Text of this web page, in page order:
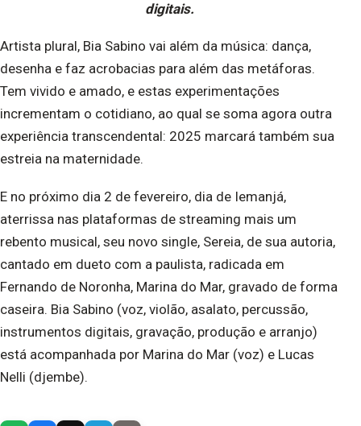
digitais.
Artista plural, Bia Sabino vai além da música: dança,
desenha e faz acrobacias para além das metáforas.
Tem vivido e amado, e estas experimentações
incrementam o cotidiano, ao qual se soma agora outra
experiência transcendental: 2025 marcará também sua
estreia na maternidade.
E no próximo dia 2 de fevereiro, dia de Iemanjá,
aterrissa nas plataformas de streaming mais um
rebento musical, seu novo single, Sereia, de sua autoria,
cantado em dueto com a paulista, radicada em
Fernando de Noronha, Marina do Mar, gravado de forma
caseira. Bia Sabino (voz, violão, asalato, percussão,
instrumentos digitais, gravação, produção e arranjo)
está acompanhada por Marina do Mar (voz) e Lucas
Nelli (djembe).